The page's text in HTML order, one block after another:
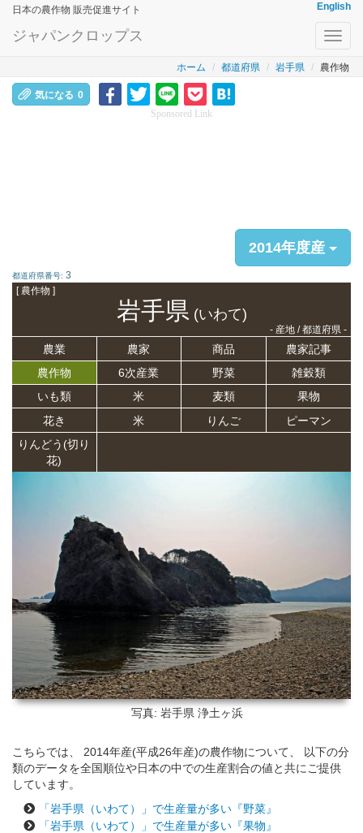
日本の農作物 販売促進サイト English
ジャパンクロップス
ホーム 都道府県 岩手県 農作物
気になる 0
Sponsored Link
2014年度産
都道府県番号: 3
[ 農作物 ]
岩手県(いわて)
- 産地 / 都道府県 -
農業 農家 商品
農家記事
農作物
6次産業 野菜
雑穀類
いも類
米 麦類
果物
花き
米 りんご
ピーマン
りんどう(切り
花)
写真: 岩手県 浄土ヶ浜
こちらでは、 2014年産(平成26年産)の農作物について、 以下の分
類のデータを全国順位や日本の中での生産割合の値と共にご提供
しています。
「岩手県（いわて）」で生産量が多い『野菜』
「岩手県（いわて）」で生産量が多い『果物』